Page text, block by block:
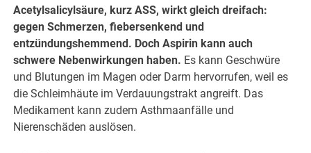
Acetylsalicylsäure, kurz ASS, wirkt gleich dreifach:
gegen Schmerzen, fiebersenkend und
entzündungshemmend. Doch Aspirin kann auch
schwere Nebenwirkungen haben. Es kann Geschwüre
und Blutungen im Magen oder Darm hervorrufen, weil es
die Schleimhäute im Verdauungstrakt angreift. Das
Medikament kann zudem Asthmaanfälle und
Nierenschäden auslösen.